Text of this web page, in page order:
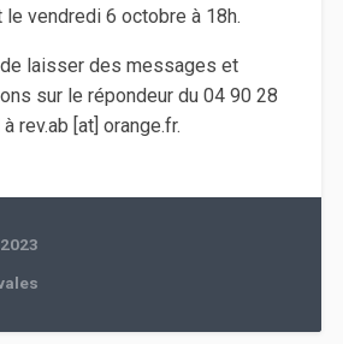
vendredi 6 octobre à 18h.
laisser des messages et
sur le répondeur du 04 90 28
rev.ab [at] orange.fr.